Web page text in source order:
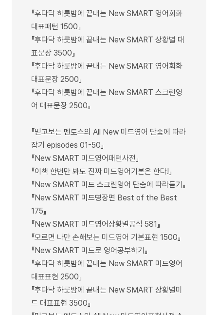
『후다닥 하룻밤에 끝내는 New SMART 영어회화
대표패턴 1500』
『후다닥 하룻밤에 끝내는 New SMART 상황별 대
표문장 3500』
『후다닥 하룻밤에 끝내는 New SMART 영어회화
대표문장 2500』
『후다닥 하룻밤에 끝내는 New SMART 스크린영
어 대표문장 2500』
『믿고보는 멘토스의 All New 미드영어 단숨에 따라
잡기 episodes 01-50』
『New SMART 미드영어패턴사전』
『이책 한번만 봐도 진짜 미드영어기본은 한다!』
『New SMART 미드 스크린영어 단숨에 따라듣기』
『New SMART 미드명장면 Best of the Best
175』
『New SMART 미드영어상황별공식 581』
『모르면 나만 손해보는 미드영어 기본표현 1500』
『New SMART 미드로 영어공부하기』
『후다닥 하룻밤에 끝내는 New SMART 미드영어
대표표현 2500』
『후다닥 하룻밤에 끝내는 New SMART 상황별미
드 대표표현 3500』